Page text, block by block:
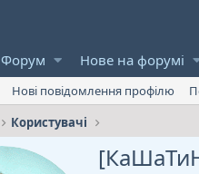
Форум Нове на форумі
Нові повідомлення профілю
Користувачі